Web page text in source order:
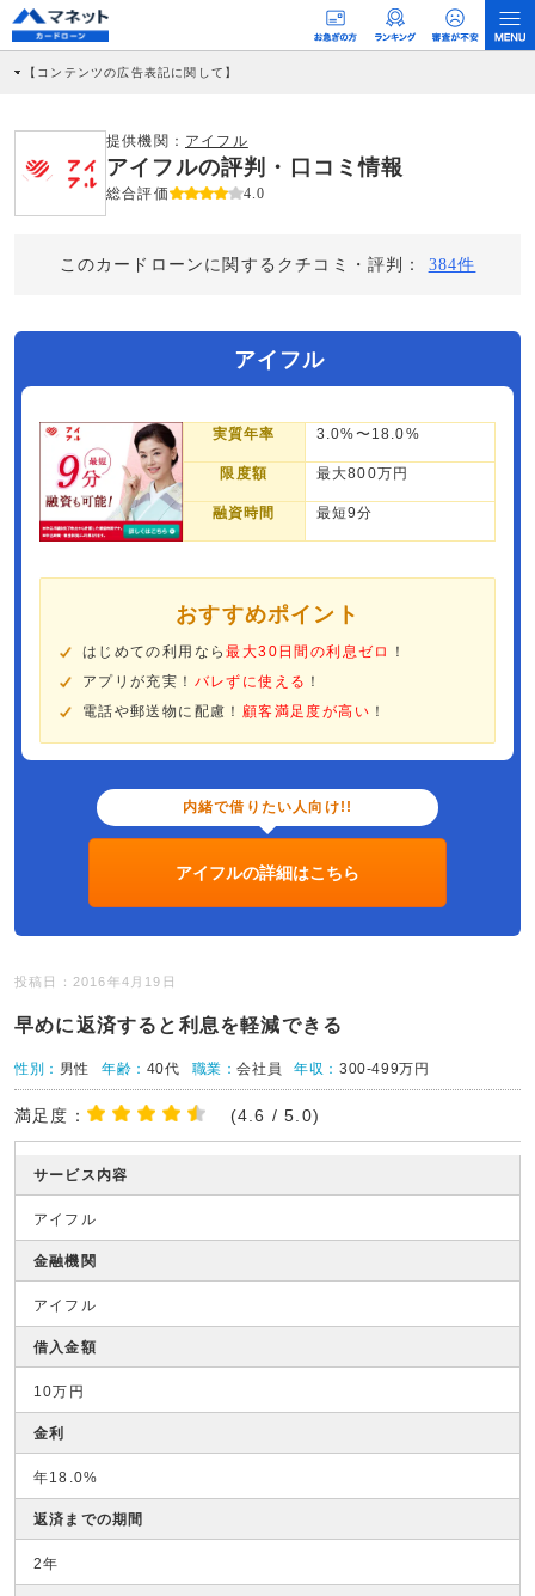
【コンテンツの広告表記に関して】
社に対して企業から紹介報酬が支払われるという収益モデルです。 ただし、特定の
商品を根拠なくPRするものではなく、当編集部の調査／ユーザーへの口コミ収集な
どに基づき、公平性を担保した情報提供を行っています。
>提携企業一覧
提供機関： アイフル
アイフルの評判・口コミ情報
総合評価 4.0
このカードローンに関するクチコミ・評判： 384件
アイフル
実質年率 3.0%〜18.0%
限度額 最大800万円
融資時間 最短9分
おすすめポイント
はじめての利用なら最大30日間の利息ゼロ
！
アプリが充実！ バレずに使える ！
電話や郵送物に配慮！ 顧客満足度が高い ！
内緒で借りたい人向け!!
アイフルの詳細はこちら
投稿日：2016年4月19日
早めに返済すると利息を軽減できる
性別： 男性 年齢： 40代 職業：会社員 年収：300-499万円
満足度： (4.6 / 5.0)
サービス内容
アイフル
金融機関
アイフル
借入金額
10万円
金利
年18.0%
返済までの期間
2年